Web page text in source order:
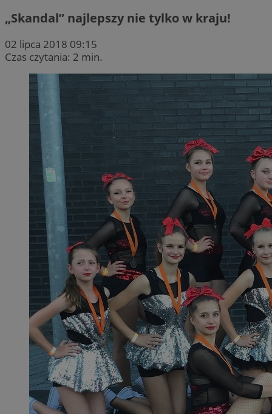
„Skandal” najlepszy nie tylko w kraju!
02 lipca 2018 09:15
Czas czytania: 2 min.